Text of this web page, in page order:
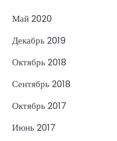
Май 2020
Декабрь 2019
Октябрь 2018
Сентябрь 2018
Октябрь 2017
Июнь 2017